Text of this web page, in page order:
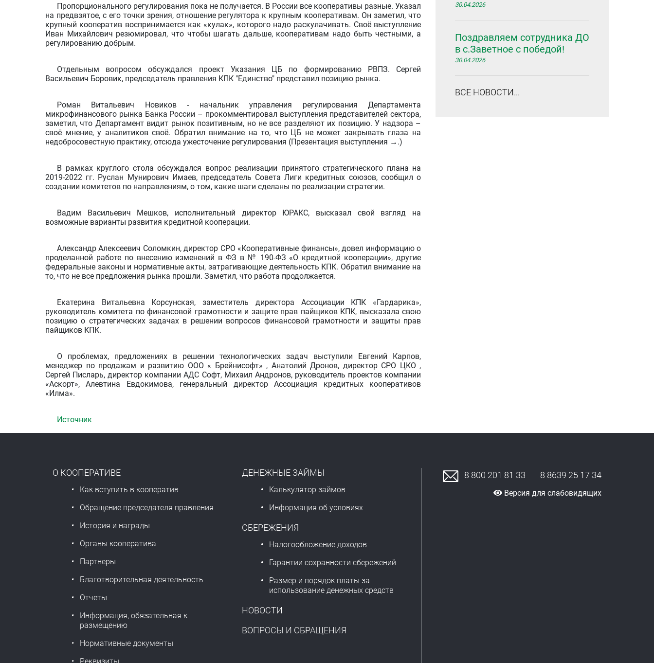
Пропорционального регулирования пока не получается. В России все кооперативы разные. Указал
на предвзятое, с его точки зрения, отношение регулятора к крупным кооперативам. Он заметил, что
крупный кооператив воспринимается как «кулак», которого надо раскулачивать. Своё выступление
Иван Михайлович резюмировал, что чтобы шагать дальше, кооперативам надо быть честными, а
регулированию добрым.
Отдельным вопросом обсуждался проект Указания ЦБ по формированию РВПЗ. Сергей
Васильевич Боровик, председатель правления КПК "Единство" представил позицию рынка.
Роман Витальевич Новиков - начальник управления регулирования Департамента
микрофинансового рынка Банка России – прокомментировал выступления представителей сектора,
заметил, что Департамент видит рынок позитивным, но не все разделяют их позицию. У надзора –
своё мнение, у аналитиков своё. Обратил внимание на то, что ЦБ не может закрывать глаза на
недобросовестную практику, отсюда ужесточение регулирования (Презентация выступления →.)
В рамках круглого стола обсуждался вопрос реализации принятого стратегического плана на
2019-2022 гг. Руслан Мунирович Имаев, председатель Совета Лиги кредитных союзов, сообщил о
создании комитетов по направлениям, о том, какие шаги сделаны по реализации стратегии.
Вадим Васильевич Мешков, исполнительный директор ЮРАКС, высказал свой взгляд на
возможные варианты развития кредитной кооперации.
Александр Алексеевич Соломкин, директор СРО «Кооперативные финансы», довел информацию о
проделанной работе по внесению изменений в ФЗ в № 190-ФЗ «О кредитной кооперации», другие
федеральные законы и нормативные акты, затрагивающие деятельность КПК. Обратил внимание на
то, что не все предложения рынка прошли. Заметил, что работа продолжается.
Екатерина Витальевна Корсунская, заместитель директора Ассоциации КПК «Гардарика»,
руководитель комитета по финансовой грамотности и защите прав пайщиков КПК, высказала свою
позицию о стратегических задачах в решении вопросов финансовой грамотности и защиты прав
пайщиков КПК.
О проблемах, предложениях в решении технологических задач выступили Евгений Карпов,
менеджер по продажам и развитию ООО « Брейнисофт» , Анатолий Дронов, директор СРО ЦКО ,
Сергей Писларь, директор компании АДС Софт, Михаил Андронов, руководитель проектов компании
«Аскорт», Алевтина Евдокимова, генеральный директор Ассоциация кредитных кооперативов
«Илма».
Источник
30.04.2026
Поздравляем сотрудника ДО
в с.Заветное с победой!
30.04.2026
ВСЕ НОВОСТИ...
О КООПЕРАТИВЕ
Как вступить в кооператив
Обращение председателя правления
История и награды
Органы кооператива
Партнеры
Благотворительная деятельность
Отчеты
Информация, обязательная к
размещению
Нормативные документы
ДЕНЕЖНЫЕ ЗАЙМЫ
Калькулятор займов
Информация об условиях
СБЕРЕЖЕНИЯ
Налогообложение доходов
Гарантии сохранности сбережений
Размер и порядок платы за
использование денежных средств
НОВОСТИ
ВОПРОСЫ И ОБРАЩЕНИЯ
8 800 201 81 33 8 8639 25 17 34
Версия для слабовидящих